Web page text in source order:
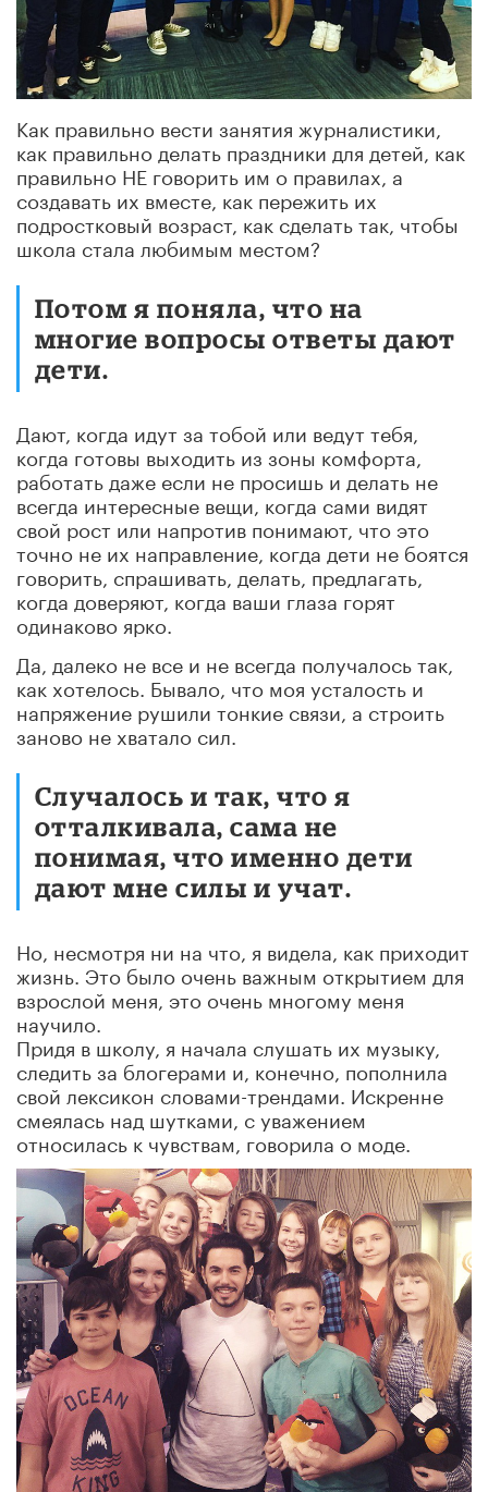
Как правильно вести занятия журналистики,
как правильно делать праздники для детей, как
правильно НЕ говорить им о правилах, а
создавать их вместе, как пережить их
подростковый возраст, как сделать так, чтобы
школа стала любимым местом?
Потом я поняла, что на
многие вопросы ответы дают
дети.
Дают, когда идут за тобой или ведут тебя,
когда готовы выходить из зоны комфорта,
работать даже если не просишь и делать не
всегда интересные вещи, когда сами видят
свой рост или напротив понимают, что это
точно не их направление, когда дети не боятся
говорить, спрашивать, делать, предлагать,
когда доверяют, когда ваши глаза горят
одинаково ярко.
Да, далеко не все и не всегда получалось так,
как хотелось. Бывало, что моя усталость и
напряжение рушили тонкие связи, а строить
заново не хватало сил.
Случалось и так, что я
отталкивала, сама не
понимая, что именно дети
дают мне силы и учат.
Но, несмотря ни на что, я видела, как приходит
жизнь. Это было очень важным открытием для
взрослой меня, это очень многому меня
научило.
Придя в школу, я начала слушать их музыку,
следить за блогерами и, конечно, пополнила
свой лексикон словами-трендами. Искренне
смеялась над шутками, с уважением
относилась к чувствам, говорила о моде.